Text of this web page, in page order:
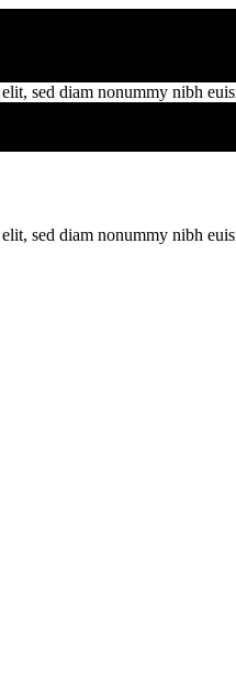
sed diam nonummy nibh
sed diam nonummy nibh